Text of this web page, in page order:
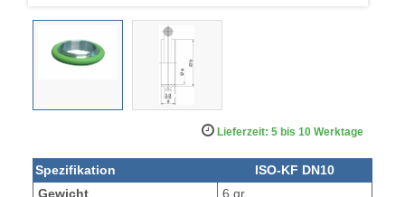
Lieferzeit: 5 bis 10 Werktage
Spezifikation
ISO-KF DN10
Gewicht
6 gr